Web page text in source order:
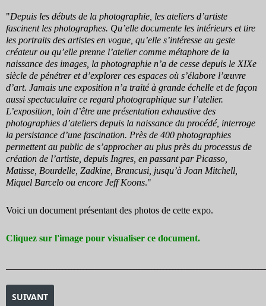
"Depuis les débuts de la photographie, les ateliers d’artiste
fascinent les pho­tographes. Qu’elle documente les intérieurs et tire
les portraits des artistes en vogue, qu’elle s’intéresse au geste
créateur ou qu’elle prenne l’atelier comme métaphore de la
naissance des images, la photographie n’a de cesse depuis le XIXe
siècle de pénétrer et d’explorer ces espaces où s’élabore l’œuvre
d’art. Ja­mais une exposition n’a traité à grande échelle et de façon
aussi spectaculaire ce regard photographique sur l’atelier.
L’exposition, loin d’être une présentation exhaustive des
photographies d’ateliers depuis la naissance du procédé, interro­ge
la persistance d’une fascination. Près de 400 photographies
permettent au public de s’approcher au plus près du processus de
création de l’artiste, depuis Ingres, en passant par Picasso,
Matisse, Bourdelle, Zadkine, Brancusi, jusqu’à Joan Mitchell,
Miquel Barcelo ou encore Jeff Koons."
Voici un document présentant des photos de cette expo.
Cliquez sur l'image pour visualiser ce document.
ARTICLE SUIVANT : EXPOSITION ICONES DE L'ART MODERNE
SUIVANT